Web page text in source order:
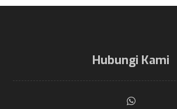
Hubungi Kami